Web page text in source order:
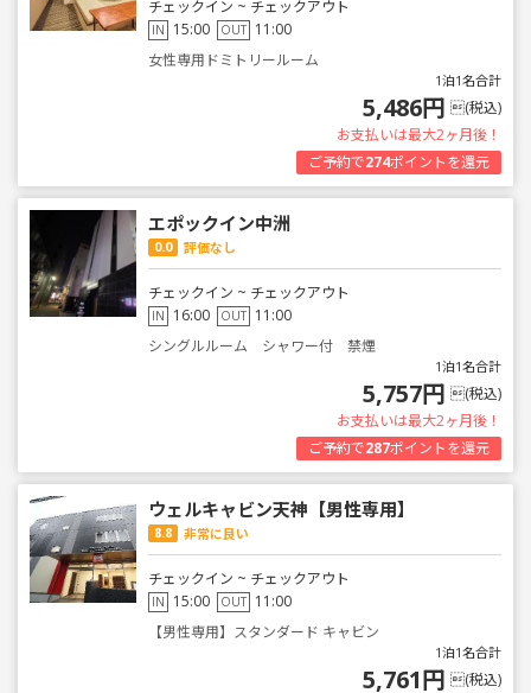
チェックイン ~ チェックアウト
IN 15:00 OUT 11:00
女性専用ドミトリールーム
1泊1名合計
5,486円 (税込)
お支払いは最大2ヶ月後！
ご予約で274ポイントを還元
エポックイン中洲
0.0 評価なし
チェックイン ~ チェックアウト
IN 16:00 OUT 11:00
シングルルーム シャワー付 禁煙
1泊1名合計
5,757円 (税込)
お支払いは最大2ヶ月後！
ご予約で287ポイントを還元
ウェルキャビン天神【男性専用】
8.8 非常に良い
チェックイン ~ チェックアウト
IN 15:00 OUT 11:00
【男性専用】スタンダード キャビン
1泊1名合計
5,761円 (税込)